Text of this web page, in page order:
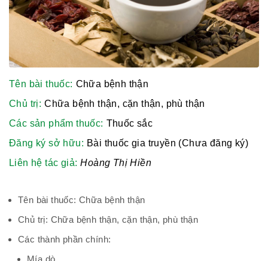
Tên bài thuốc: Chữa bệnh thận
Chủ trị: Chữa bệnh thận, cặn thận, phù thận
Các sản phẩm thuốc: Thuốc sắc
Đăng ký sở hữu: Bài thuốc gia truyền (Chưa đăng ký)
Liên hệ tác giả: Hoàng Thị Hiền
Tên bài thuốc: Chữa bệnh thận
Chủ trị: Chữa bệnh thận, cặn thận, phù thận
Các thành phần chính:
Hội Đông Y TP. Hà Nội
Phái đoàn Liên minh Châu Âu tại
Nam